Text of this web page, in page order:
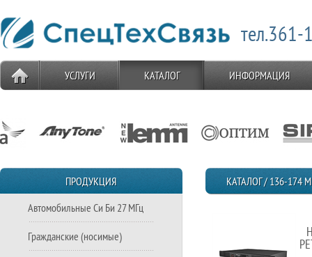
тел.361-
УСЛУГИ КАТАЛОГ ИНФОРМАЦИЯ
ПРОДУКЦИЯ
Автомобильные Си Би 27 МГц
Гражданские (носимые)
КАТАЛОГ / 136-174